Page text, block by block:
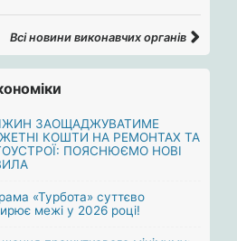
Всі новини виконавчих органів
ЗАОЩАДЖУВАТИМЕ
КОШТИ НА РЕМОНТАХ ТА
ПОЯСНЮЄМО НОВІ
«Турбота» суттєво
межі у 2026 році!